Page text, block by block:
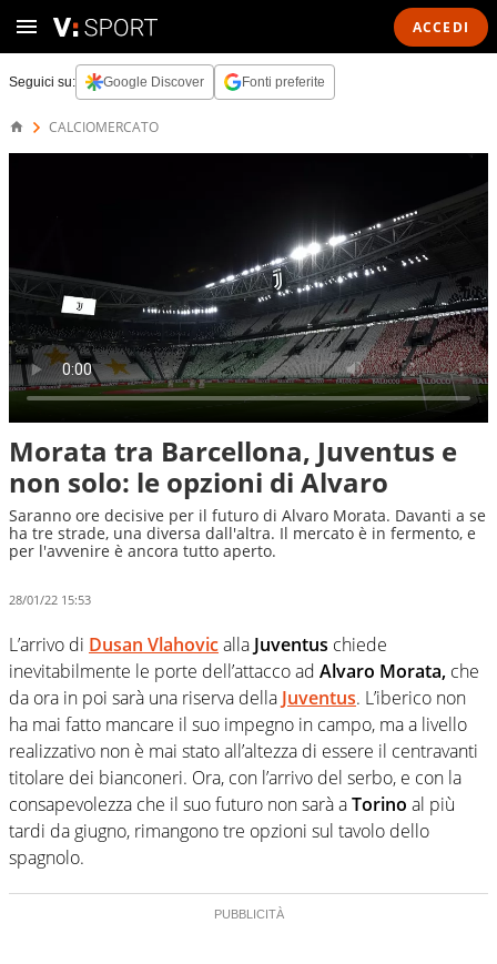
ACCEDI
Seguici su: Google Discover Fonti preferite
CALCIOMERCATO
Morata tra Barcellona, Juventus e
non solo: le opzioni di Alvaro
Saranno ore decisive per il futuro di Alvaro Morata. Davanti a se
ha tre strade, una diversa dall'altra. Il mercato è in fermento, e
per l'avvenire è ancora tutto aperto.
28/01/22 15:53
L’arrivo di Dusan Vlahovicalla Juventus chiede
inevitabilmente le porte dell’attacco ad Alvaro Morata, che
da ora in poi sarà una riserva della Juventus. L’iberico non
ha mai fatto mancare il suo impegno in campo, ma a livello
realizzativo non è mai stato all’altezza di essere il centravanti
titolare dei bianconeri. Ora, con l’arrivo del serbo, e con la
consapevolezza che il suo futuro non sarà aTorino al più
tardi da giugno, rimangono tre opzioni sul tavolo dello
spagnolo.